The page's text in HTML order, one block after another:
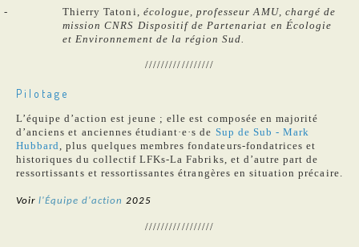
Thierry Tatoni, écologue, professeur AMU, chargé de
mission CNRS Dispositif de Partenariat en Écologie
et Environnement de la région Sud
/////////////////
Pilotage
L’équipe d’action est jeune ; elle est composée en majorité
d’anciens et anciennes étudiant·e·s de Sup de Sub - Mark
Hubbard
, plus quelques membres fondateurs-fondatrices et
historiques du collectif LFKs-La Fabriks, et d’autre part de
ressortissants et ressortissantes étrangères en situation précaire.
Voir l'Équipe d'action 2025
/////////////////